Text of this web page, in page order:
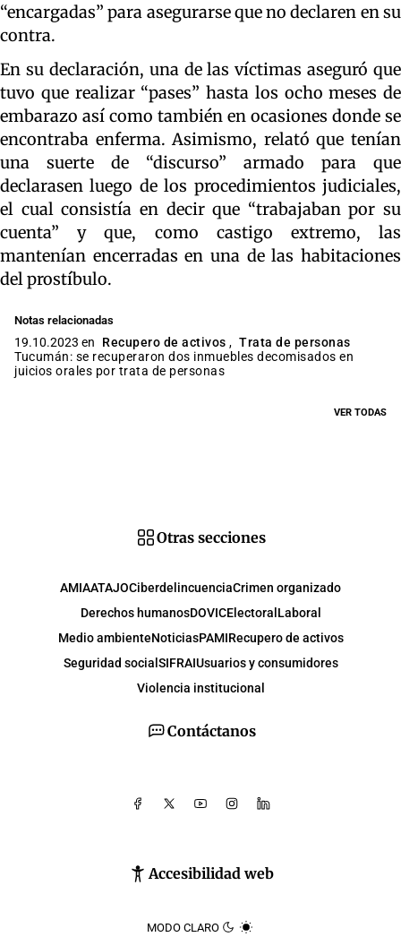
“encargadas” para asegurarse que no declaren en su
contra.
En su declaración, una de las víctimas aseguró que
tuvo que realizar “pases” hasta los ocho meses de
embarazo así como también en ocasiones donde se
encontraba enferma. Asimismo, relató que tenían
una suerte de “discurso” armado para que
declarasen luego de los procedimientos judiciales,
el cual consistía en decir que “trabajaban por su
cuenta” y que, como castigo extremo, las
mantenían encerradas en una de las habitaciones
del prostíbulo.
Notas relacionadas
19.10.2023 en Recupero de activos , Trata de personas
Tucumán: se recuperaron dos inmuebles decomisados en
juicios orales por trata de personas
VER TODAS
Contáctanos
Accesibilidad web
MODO CLARO
Otras secciones
AMIAATAJOCiberdelincuenciaCrimen organizado
Derechos humanosDOVICElectoral Laboral
Medio ambienteNoticiasPAMIRecupero de activos
Seguridad social SIFRAIUsuarios y consumidores
Violencia institucional